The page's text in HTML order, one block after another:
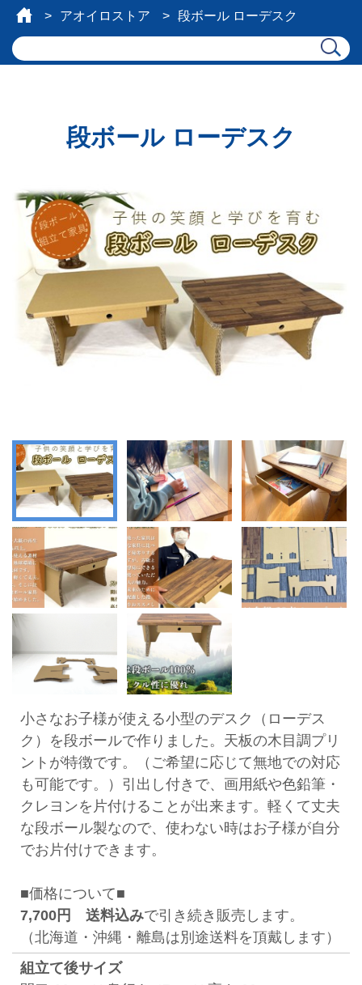
アオイロストア 段ボール ローデスク
段ボール ローデスク
小さなお子様が使える小型のデスク（ローデス
ク）を段ボールで作りました。天板の木目調プリ
ントが特徴です。（ご希望に応じて無地での対応
も可能です。）引出し付きで、画用紙や色鉛筆・
クレヨンを片付けることが出来ます。軽くて丈夫
な段ボール製なので、使わない時はお子様が自分
でお片付けできます。
■価格について■
7,700円 送料込みで引き続き販売します。
（北海道・沖縄・離島は別途送料を頂戴します）
組⽴て後サイズ